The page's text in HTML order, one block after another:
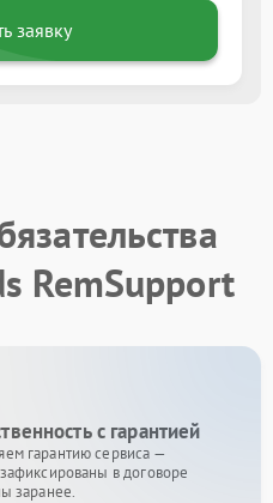
заявку
RemSupport
с гарантией
гарантию сервиса —
в договоре
заранее.